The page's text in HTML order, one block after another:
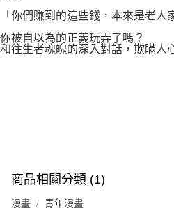
恩沛科技股份有限公司將有權停止該用戶
「你們賺到的這些錢，本來是老人
你被自以為的正義玩弄了嗎？
和往生者魂魄的深入對話，欺瞞人
商品相關分類 (1)
漫畫 青年漫畫